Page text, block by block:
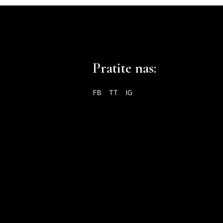
Pratite nas:
FB TT IG